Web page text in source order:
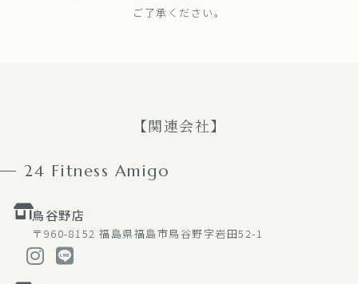
ご了承ください。
【関連会社】
24 Fitness Amigo
鳥谷野店
〒960-8152 福島県福島市鳥谷野字岩田52-1